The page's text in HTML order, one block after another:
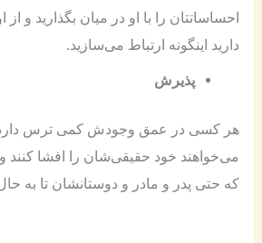
احساساتتان را با او در میان بگذارید و از
دارید اینگونه ارتباط می‌سازید.
پذیرش
هر کسی در عمق وجودش کمی ترس دارد،
می‌خواهند خود حقیقی‌شان را افشا کنند
که حتی پدر و مادر و دوستانشان تا به حال